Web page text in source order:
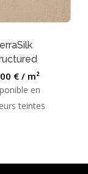
€ / m²
en
teintes